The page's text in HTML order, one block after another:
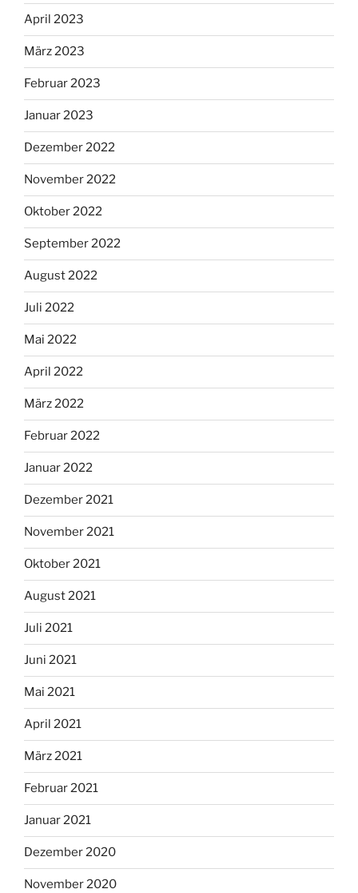
April 2023
März 2023
Februar 2023
Januar 2023
Dezember 2022
November 2022
Oktober 2022
September 2022
August 2022
Juli 2022
Mai 2022
April 2022
März 2022
Februar 2022
Januar 2022
Dezember 2021
November 2021
Oktober 2021
August 2021
Juli 2021
Juni 2021
Mai 2021
April 2021
März 2021
Februar 2021
Januar 2021
Dezember 2020
November 2020